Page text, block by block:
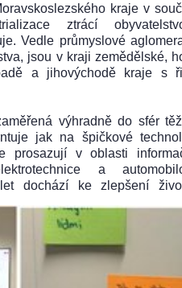
kraje v
ztrácí
Vedle průmyslové
jsou v kraji zemědělské,
a jihovýchodě kraje s
výhradně do sfér
jak na špičkové
v oblasti
a
dochází ke zlepšení